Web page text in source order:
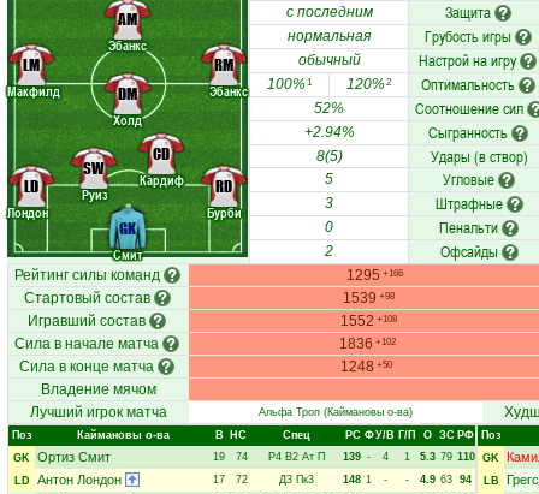
Смит
Лондон
Руиз
Кардиф
Бурби
Макфилд
Холд
Эбанкс
Эбанкс
GK
LD
SW
CD
RD
LM
DM
AM
RM
с последним Защита
нормальная Грубость игры
обычный Настрой на игру
100%1 120%2 Оптимальность
52% Соотношение сил
+2.94% Сыгранность
8(5) Удары (в створ)
5 Угловые
3 Штрафные
0 Пенальти
2 Офсайды
Рейтинг силы команд 1295 +166
Стартовый состав 1539 +98
Игравший состав 1552 +108
Сила в начале матча 1836 +102
Сила в конце матча 1248 +50
Владение мячом
Лучший игрок матча
Альфа Троп (Каймановы о-ва)
Поз Каймановы о-ва В НC Спец РC ФУ/В Г/П О ЗС РФ
GK Ортиз Смит 19 74 Р4 В2 Ат П 139 - 4 1 5.3 79 110
LD
Антон Лондон 17 72 Д3 Пк3 148 1 - - 4.9 63 94
Поз
GK
LB